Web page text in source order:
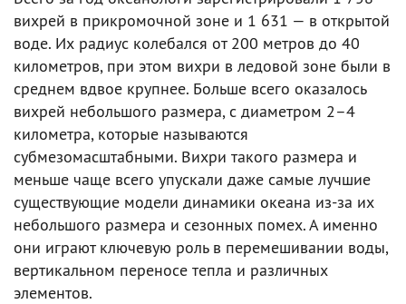
вихрей в прикромочной зоне и 1 631 — в открытой
воде. Их радиус колебался от 200 метров до 40
километров, при этом вихри в ледовой зоне были в
среднем вдвое крупнее. Больше всего оказалось
вихрей небольшого размера, с диаметром 2–4
километра, которые называются
субмезомасштабными. Вихри такого размера и
меньше чаще всего упускали даже самые лучшие
существующие модели динамики океана из-за их
небольшого размера и сезонных помех. А именно
они играют ключевую роль в перемешивании воды,
вертикальном переносе тепла и различных
элементов.